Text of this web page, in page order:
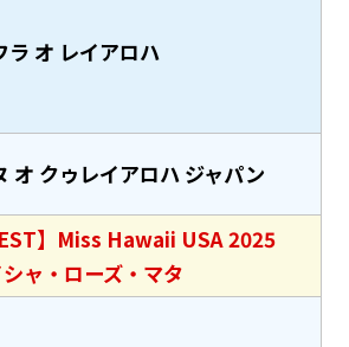
ラ オ レイアロハ
オ クゥレイアロハ ジャパン
】Miss Hawaii USA 2025
ャ・ローズ・マタ